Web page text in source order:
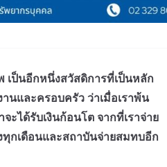
เป็นอีกหนึ่งสวัสดิการที่เป็นหลัก
นและครอบครัว ว่าเมื่อเราพ้น
ะได้รับเงินก้อนโต จากที่เราจ่าย
ทุกเดือนและสถาบันจ่ายสมทบอีก